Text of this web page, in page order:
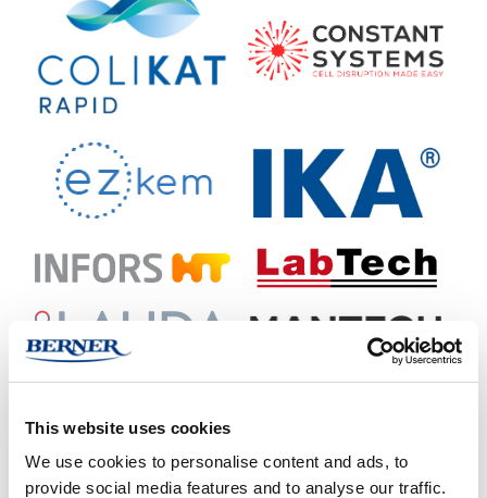
This website uses cookies
We use cookies to personalise content and ads, to
provide social media features and to analyse our traffic.